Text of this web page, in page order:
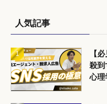
人気記事
【
殺到
心理